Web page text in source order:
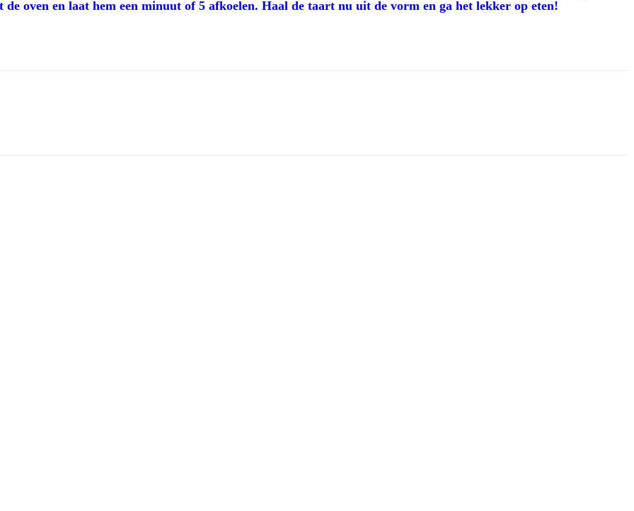
oven en laat hem een minuut of 5 afkoelen. Haal de taart nu uit de vorm en ga het lekker op eten!